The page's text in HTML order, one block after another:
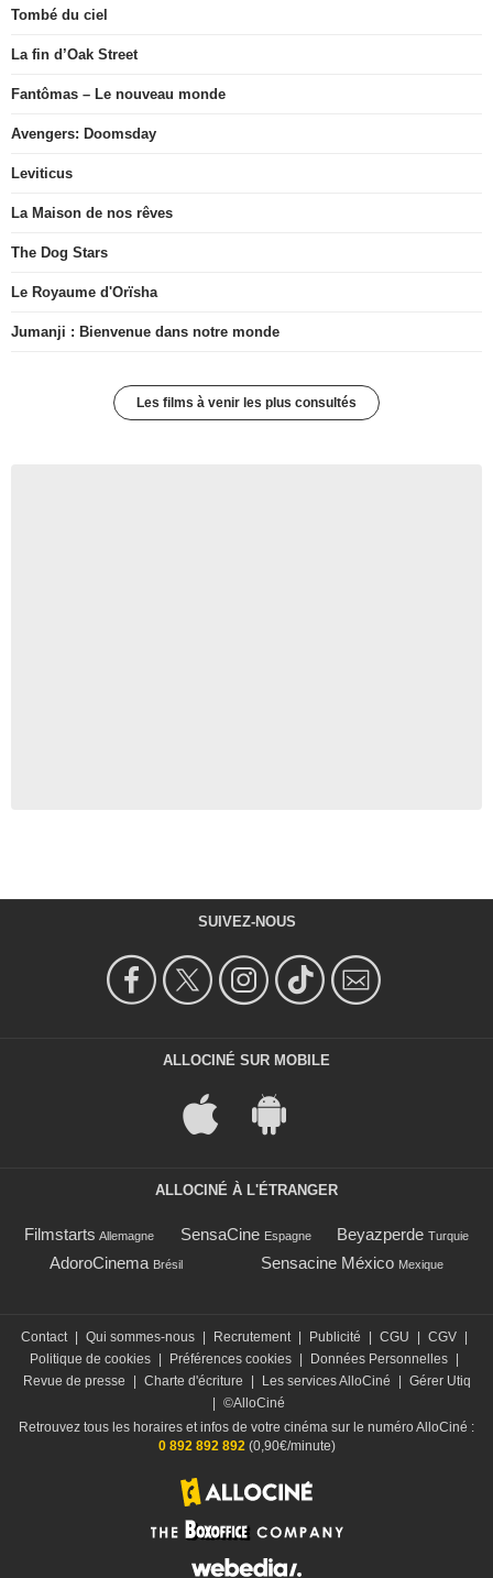
Tombé du ciel
La fin d’Oak Street
Fantômas – Le nouveau monde
Avengers: Doomsday
Leviticus
La Maison de nos rêves
The Dog Stars
Le Royaume d'Orïsha
Jumanji : Bienvenue dans notre monde
Les films à venir les plus consultés
SUIVEZ-NOUS
ALLOCINÉ SUR MOBILE
ALLOCINÉ À L'ÉTRANGER
Filmstarts Allemagne SensaCine Espagne Beyazperde Turquie
AdoroCinema Brésil Sensacine México Mexique
Contact Qui sommes-nous Recrutement Publicité CGU CGV
Politique de cookies
Préférences cookies Données Personnelles
Revue de presse
Charte d'écriture Les services AlloCiné
Gérer Utiq
©AlloCiné
Retrouvez tous les horaires et infos de votre cinéma sur le numéro AlloCiné :
0 892 892 892(0,90€/minute)